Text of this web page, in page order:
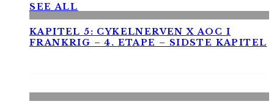
SEE ALL
KAPITEL 5: CYKELNERVEN X AOC I
FRANKRIG – 4. ETAPE – SIDSTE KAPITEL